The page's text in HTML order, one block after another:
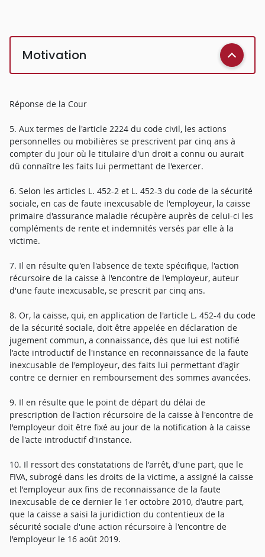
Motivation
Réponse de la Cour
5. Aux termes de l'article 2224 du code civil, les actions
personnelles ou mobilières se prescrivent par cinq ans à
compter du jour où le titulaire d'un droit a connu ou aurait
dû connaître les faits lui permettant de l'exercer.
6. Selon les articles L. 452-2 et L. 452-3 du code de la sécurité
sociale, en cas de faute inexcusable de l'employeur, la caisse
primaire d'assurance maladie récupère auprès de celui-ci les
compléments de rente et indemnités versés par elle à la
victime.
7. Il en résulte qu'en l'absence de texte spécifique, l'action
récursoire de la caisse à l'encontre de l'employeur, auteur
d'une faute inexcusable, se prescrit par cinq ans.
8. Or, la caisse, qui, en application de l'article L. 452-4 du code
de la sécurité sociale, doit être appelée en déclaration de
jugement commun, a connaissance, dès que lui est notifié
l'acte introductif de l'instance en reconnaissance de la faute
inexcusable de l'employeur, des faits lui permettant d'agir
contre ce dernier en remboursement des sommes avancées.
9. Il en résulte que le point de départ du délai de
prescription de l'action récursoire de la caisse à l'encontre de
l'employeur doit être fixé au jour de la notification à la caisse
de l'acte introductif d'instance.
10. Il ressort des constatations de l'arrêt, d'une part, que le
FIVA, subrogé dans les droits de la victime, a assigné la caisse
et l'employeur aux fins de reconnaissance de la faute
inexcusable de ce dernier le 1er octobre 2010, d'autre part,
que la caisse a saisi la juridiction du contentieux de la
sécurité sociale d'une action récursoire à l'encontre de
l'employeur le 16 août 2019.